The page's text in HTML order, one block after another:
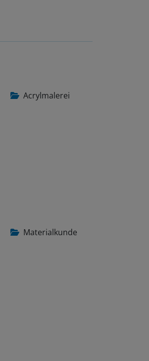
Acrylmalerei
Materialkunde